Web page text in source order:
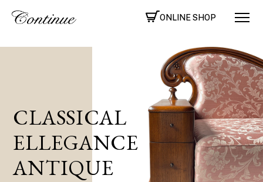
ONLINE SHOP
CLASSICAL
ELLEGANCE
ANTIQUE